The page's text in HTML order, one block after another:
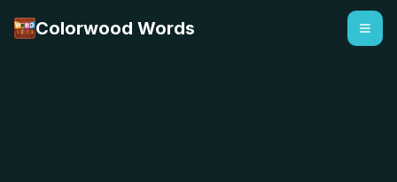
Colorwood Words